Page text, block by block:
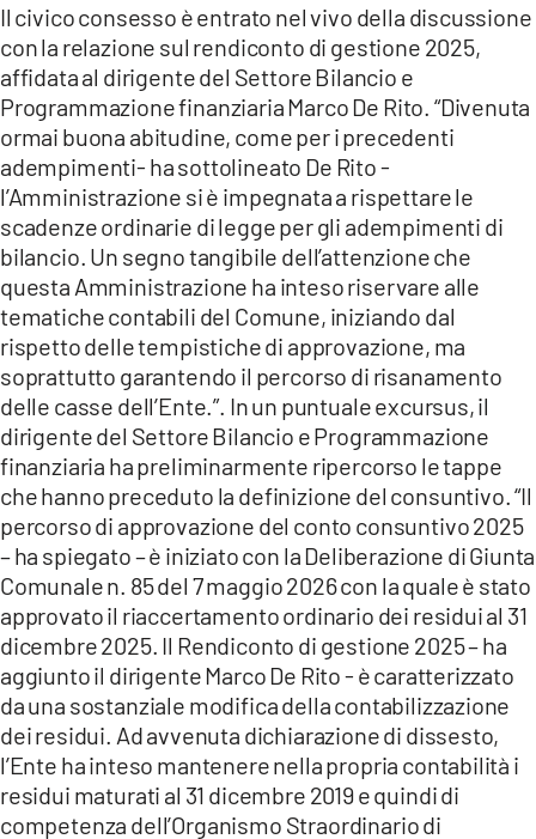
Il civico consesso è entrato nel vivo della discussione
con la relazione sul rendiconto di gestione 2025,
affidata al dirigente del Settore Bilancio e
Programmazione finanziaria Marco De Rito. “Divenuta
ormai buona abitudine, come per i precedenti
adempimenti- ha sottolineato De Rito -
l’Amministrazione si è impegnata a rispettare le
scadenze ordinarie di legge per gli adempimenti di
bilancio. Un segno tangibile dell’attenzione che
questa Amministrazione ha inteso riservare alle
tematiche contabili del Comune, iniziando dal
rispetto delle tempistiche di approvazione, ma
soprattutto garantendo il percorso di risanamento
delle casse dell’Ente.”. In un puntuale excursus, il
dirigente del Settore Bilancio e Programmazione
finanziaria ha preliminarmente ripercorso le tappe
che hanno preceduto la definizione del consuntivo. “Il
percorso di approvazione del conto consuntivo 2025
– ha spiegato – è iniziato con la Deliberazione di Giunta
Comunale n. 85 del 7 maggio 2026 con la quale è stato
approvato il riaccertamento ordinario dei residui al 31
dicembre 2025. Il Rendiconto di gestione 2025 – ha
aggiunto il dirigente Marco De Rito - è caratterizzato
da una sostanziale modifica della contabilizzazione
dei residui. Ad avvenuta dichiarazione di dissesto,
l’Ente ha inteso mantenere nella propria contabilità i
residui maturati al 31 dicembre 2019 e quindi di
competenza dell’Organismo Straordinario di